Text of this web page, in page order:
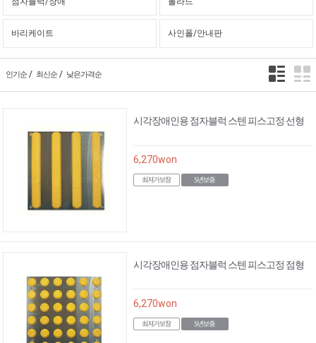
바리케이트 사인폴/안내판
인기순 / 최신순 / 낮은가격순
시각장애인용 점자블럭 스텐 피스고정 선형
6,270won
시각장애인용 점자블럭 스텐 피스고정 점형
6,270won